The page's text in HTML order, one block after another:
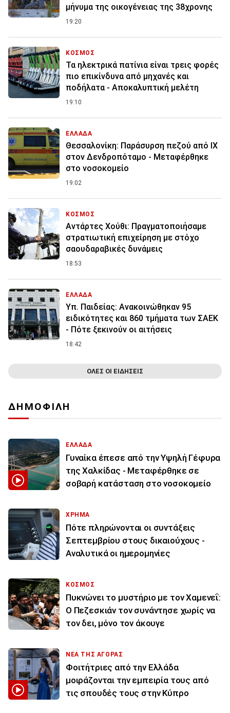
μήνυμα της οικογένειας της 38χρονης
19:20
ΚΟΣΜΟΣ
Τα ηλεκτρικά πατίνια είναι τρεις φορές
πιο επικίνδυνα από μηχανές και
ποδήλατα - Αποκαλυπτική μελέτη
19:10
ΕΛΛΑΔΑ
Θεσσαλονίκη: Παράσυρση πεζού από ΙΧ
στον Δενδροπόταμο - Μεταφέρθηκε
στο νοσοκομείο
19:02
ΚΟΣΜΟΣ
Αντάρτες Χούθι: Πραγματοποιήσαμε
στρατιωτική επιχείρηση με στόχο
σαουδαραβικές δυνάμεις
18:53
ΕΛΛΑΔΑ
Υπ. Παιδείας: Ανακοινώθηκαν 95
ειδικότητες και 860 τμήματα των ΣΑΕΚ
- Πότε ξεκινούν οι αιτήσεις
18:42
ΟΛΕΣ ΟΙ ΕΙΔΗΣΕΙΣ
ΔΗΜΟΦΙΛΗ
ΕΛΛΑΔΑ
Γυναίκα έπεσε από την Υψηλή Γέφυρα
της Χαλκίδας - Μεταφέρθηκε σε
σοβαρή κατάσταση στο νοσοκομείο
ΧΡΗΜΑ
Πότε πληρώνονται οι συντάξεις
Σεπτεμβρίου στους δικαιούχους -
Αναλυτικά οι ημερομηνίες
ΚΟΣΜΟΣ
Πυκνώνει το μυστήριο με τον Χαμενεΐ:
Ο Πεζεσκιάν τον συνάντησε χωρίς να
τον δει, μόνο τον άκουγε
ΝΕΑ ΤΗΣ ΑΓΟΡΑΣ
Φοιτήτριες από την Ελλάδα
μοιράζονται την εμπειρία τους από
τις σπουδές τους στην Κύπρο